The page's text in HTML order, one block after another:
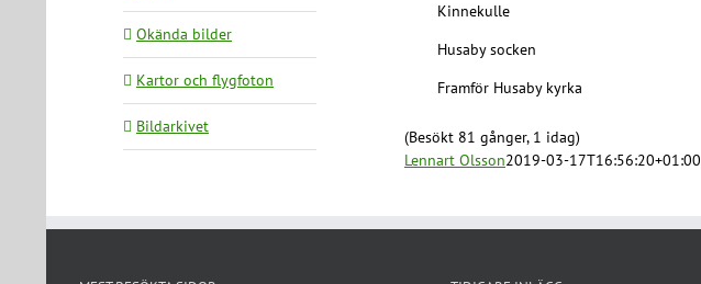
Kinnekulle
Husaby socken
Framför Husaby kyrka
(Besökt 81 gånger, 1 idag)
Lennart Olsson2019-03-17T16:56:20+01:00
Okända bilder
Kartor och flygfoton
Bildarkivet